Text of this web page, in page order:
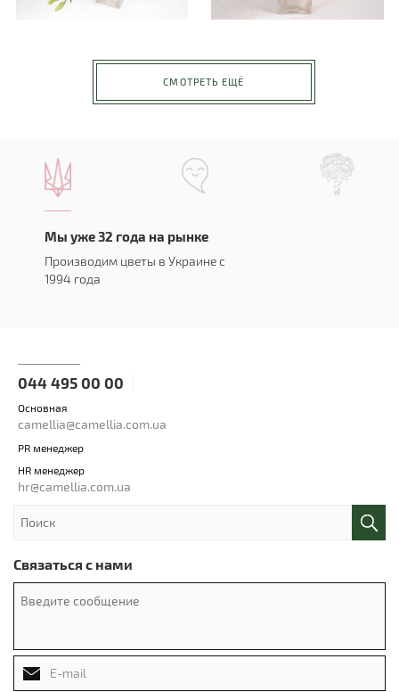
СМОТРЕТЬ ЕЩЁ
Мы уже 32 года на рынке
Производим цветы в Украине с
1994 года
044 495 00 00
Основная
camellia@camellia.com.ua
PR менеджер
HR менеджер
hr@camellia.com.ua
Связаться с нами